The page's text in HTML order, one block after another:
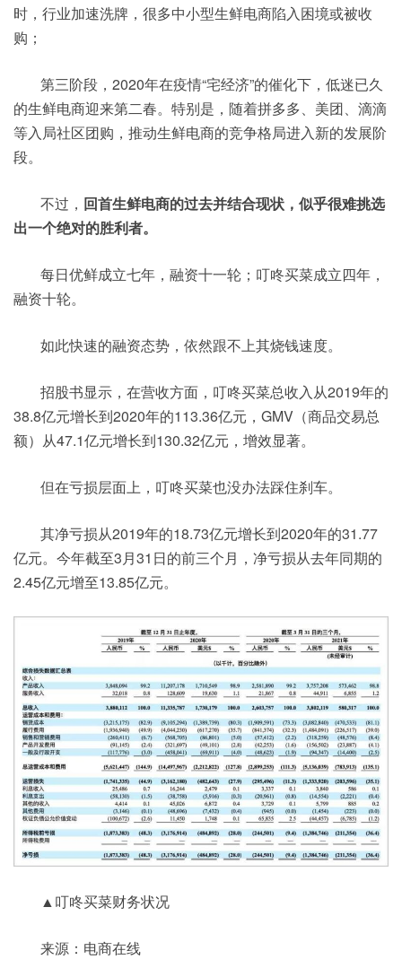
时，行业加速洗牌，很多中小型生鲜电商陷入困境或被收
购；
第三阶段，2020年在疫情“宅经济”的催化下，低迷已久
的生鲜电商迎来第二春。特别是，随着拼多多、美团、滴滴
等入局社区团购，推动生鲜电商的竞争格局进入新的发展阶
段。
不过， 回首生鲜电商的过去并结合现状，似乎很难挑选
出一个绝对的胜利者。
每日优鲜成立七年，融资十一轮；叮咚买菜成立四年，
融资十轮。
如此快速的融资态势，依然跟不上其烧钱速度。
招股书显示，在营收方面，叮咚买菜总收入从2019年的
38.8亿元增长到2020年的113.36亿元，GMV（商品交易总
额）从47.1亿元增长到130.32亿元，增效显著。
但在亏损层面上，叮咚买菜也没办法踩住刹车。
其净亏损从2019年的18.73亿元增长到2020年的31.77
亿元。今年截至3月31日的前三个月，净亏损从去年同期的
2.45亿元增至13.85亿元。
▲叮咚买菜财务状况
来源：电商在线